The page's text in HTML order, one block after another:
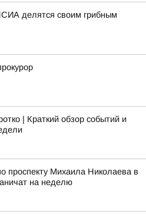
делятся своим грибным
| Краткий обзор событий и
проспекту Михаила Николаева в
на неделю